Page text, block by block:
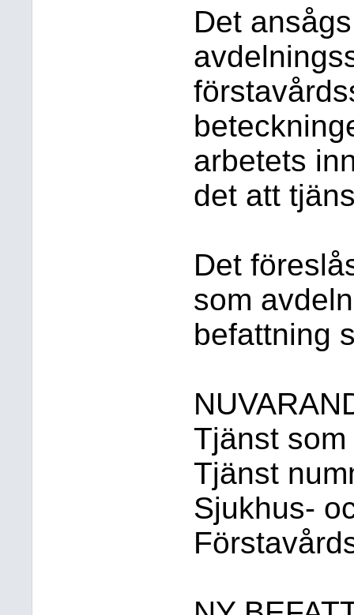
Det
arbetets
det att
Det
som
befattning
Tjänst
Tjänst
Sjukhus-